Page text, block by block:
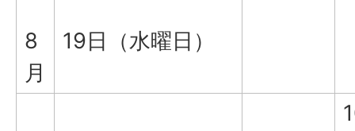
8
月
19日（水曜日）